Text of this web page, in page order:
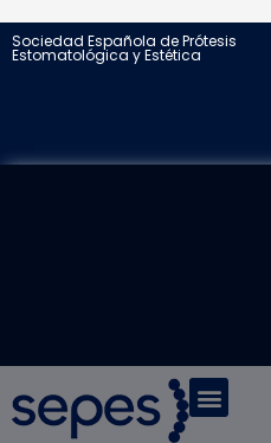
Sociedad Española de Prótesis
Estomatológica y Estética